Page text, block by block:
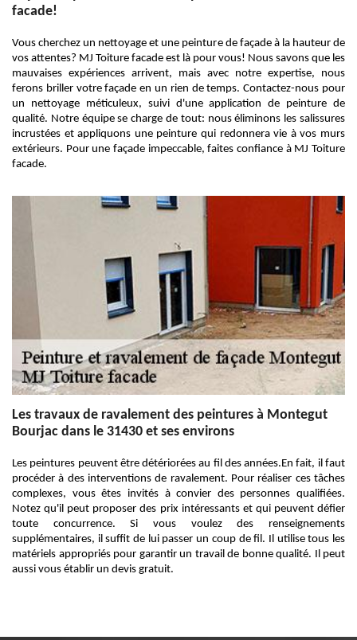
facade!
Vous cherchez un nettoyage et une peinture de façade à la hauteur de
vos attentes? MJ Toiture facade est là pour vous! Nous savons que les
mauvaises expériences arrivent, mais avec notre expertise, nous
ferons briller votre façade en un rien de temps. Contactez-nous pour
un nettoyage méticuleux, suivi d'une application de peinture de
qualité. Notre équipe se charge de tout: nous éliminons les salissures
incrustées et appliquons une peinture qui redonnera vie à vos murs
extérieurs. Pour une façade impeccable, faites confiance à MJ Toiture
facade.
Les travaux de ravalement des peintures à Montegut
Bourjac dans le 31430 et ses environs
Les peintures peuvent être détériorées au fil des années.En fait, il faut
procéder à des interventions de ravalement. Pour réaliser ces tâches
complexes, vous êtes invités à convier des personnes qualifiées.
Notez qu'il peut proposer des prix intéressants et qui peuvent défier
toute concurrence. Si vous voulez des renseignements
supplémentaires, il suffit de lui passer un coup de fil. Il utilise tous les
matériels appropriés pour garantir un travail de bonne qualité. Il peut
aussi vous établir un devis gratuit.